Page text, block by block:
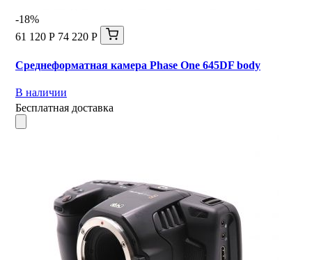
-18%
61 120 Р 74 220 Р
Среднеформатная камера Phase One 645DF body
В наличии
Бесплатная доставка